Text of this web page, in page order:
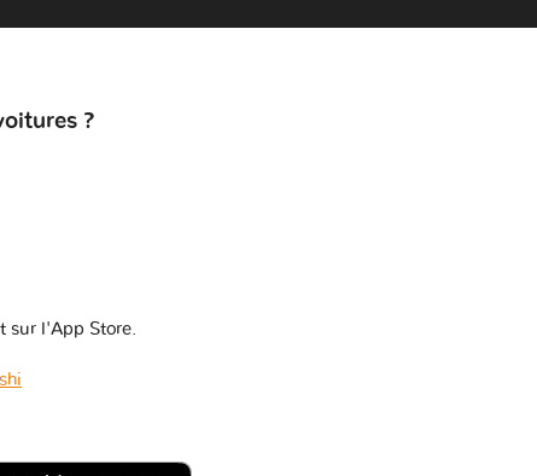
?
sur l'App Store.